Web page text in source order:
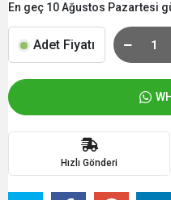
En geç 10 Ağustos Pazartesi
Adet Fiyatı
Hızlı Gönderi